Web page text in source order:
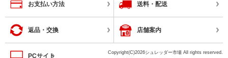
お支払い方法 送料・配送
返品・交換 店舗案内
PCサイト Copyright(C)2026シュレッダー市場 All rights reserved.